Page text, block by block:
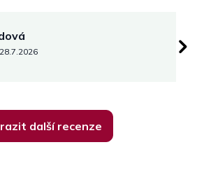
je 5 z 5 hvězdiček.
28.7.2026
další recenze